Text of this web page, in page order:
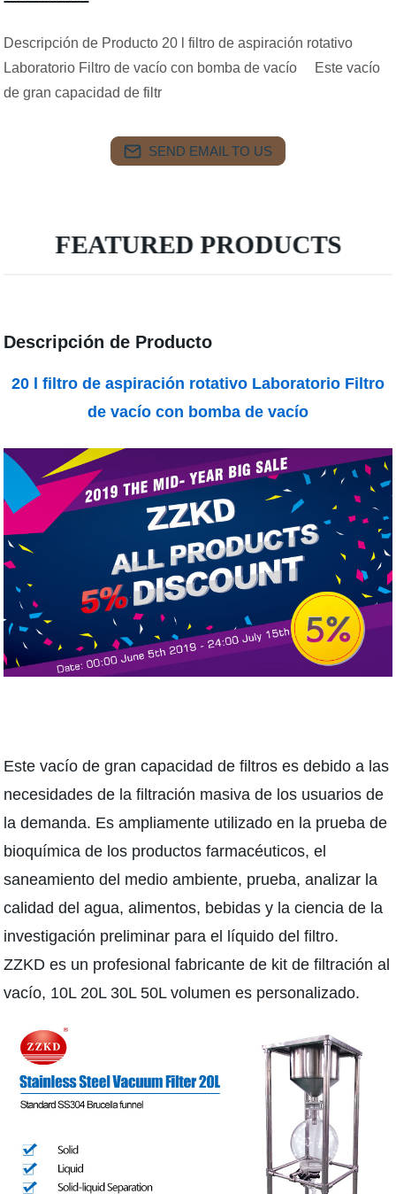
Descripción de Producto 20 l filtro de aspiración rotativo
Laboratorio Filtro de vacío con bomba de vacío Este vacío
de gran capacidad de filtr
SEND EMAIL TO US
FEATURED PRODUCTS
Descripción de Producto
20 l filtro de aspiración rotativo Laboratorio Filtro
de vacío con bomba de vacío
Este vacío de gran capacidad de filtros es debido a las
necesidades de la filtración masiva de los usuarios de
la demanda. Es ampliamente utilizado en la prueba de
bioquímica de los productos farmacéuticos, el
saneamiento del medio ambiente, prueba, analizar la
calidad del agua, alimentos, bebidas y la ciencia de la
investigación preliminar para el líquido del filtro.
ZZKD es un profesional fabricante de kit de filtración al
vacío, 10L 20L 30L 50L volumen es personalizado.